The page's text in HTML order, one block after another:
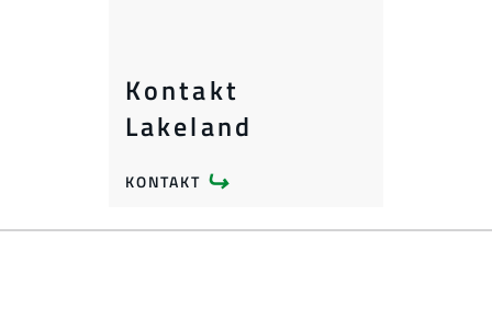
Kontakt
Lakeland
KONTAKT